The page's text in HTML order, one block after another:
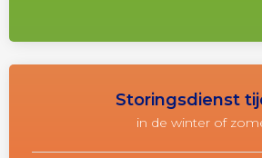
Storingsdienst
in de winter of